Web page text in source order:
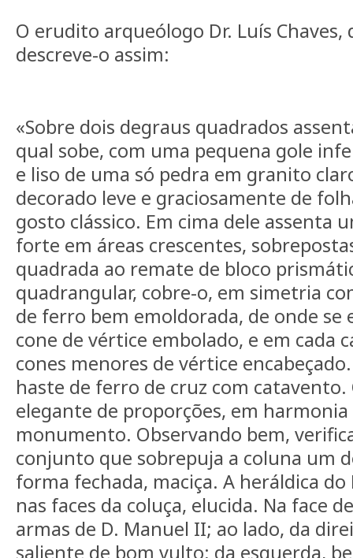
O erudito arqueólogo Dr. Luís Chaves,
descreve-o assim:
«Sobre dois degraus quadrados
qual sobe, com uma pequena gole
e liso de uma só pedra em granito
decorado leve e graciosamente de
gosto clássico. Em cima dele assenta
forte em áreas crescentes,
quadrada ao remate de bloco
quadrangular, cobre-o, em simetria
de ferro bem emoldorada, de onde
cone de vértice embolado, e em cada
cones menores de vértice
haste de ferro de cruz com
elegante de proporções, em
monumento. Observando bem,
conjunto que sobrepuja a coluna um
forma fechada, maciça. A heráldica
nas faces da coluça, elucida. Na face
armas de D. Manuel II; ao lado, da
saliente de bom vulto; da esquerda,